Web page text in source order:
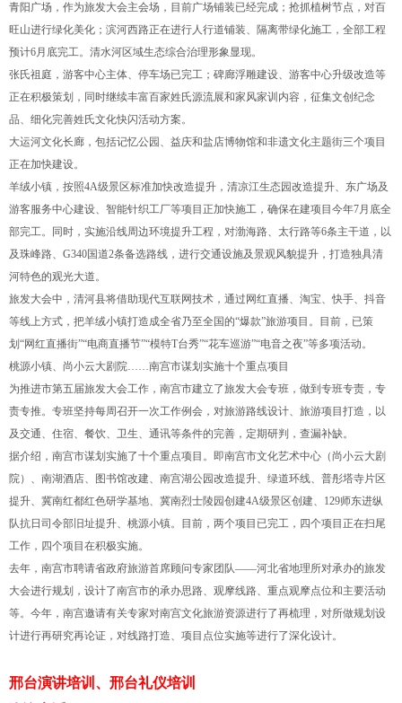
青阳广场，作为旅发大会主会场，目前广场铺装已经完成；抢抓植树节点，对百
旺山进行绿化美化；滨河西路正在进行人行道铺装、隔离带绿化施工，全部工程
预计6月底完工。清水河区域生态综合治理形象显现。
张氏祖庭，游客中心主体、停车场已完工；碑廊浮雕建设、游客中心升级改造等
正在积极策划，同时继续丰富百家姓氏源流展和家风家训内容，征集文创纪念
品、细化完善姓氏文化快闪活动方案。
大运河文化长廊，包括记忆公园、益庆和盐店博物馆和非遗文化主题街三个项目
正在加快建设。
羊绒小镇，按照4A级景区标准加快改造提升，清凉江生态园改造提升、东广场及
游客服务中心建设、智能针织工厂等项目正加快施工，确保在建项目今年7月底全
部完工。同时，实施沿线周边环境提升工程，对渤海路、太行路等6条主干道，以
及珠峰路、G340国道2条备选路线，进行交通设施及景观风貌提升，打造独具清
河特色的观光大道。
旅发大会中，清河县将借助现代互联网技术，通过网红直播、淘宝、快手、抖音
等线上方式，把羊绒小镇打造成全省乃至全国的“爆款”旅游项目。目前，已策
划“网红直播街”“电商直播节”“模特T台秀”“花车巡游”“电音之夜”等多项活动。
桃源小镇、尚小云大剧院……南宫市谋划实施十个重点项目
为推进市第五届旅发大会工作，南宫市建立了旅发大会专班，做到专班专责，专
责专推。专班坚持每周召开一次工作例会，对旅游路线设计、旅游项目打造，以
及交通、住宿、餐饮、卫生、通讯等条件的完善，定期研判，查漏补缺。
据介绍，南宫市谋划实施了十个重点项目。即南宫市文化艺术中心（尚小云大剧
院）、南湖酒店、图书馆改建、南宫湖公园改造提升、绿道环线、普彤塔寺片区
提升、冀南红都红色研学基地、冀南烈士陵园创建4A级景区创建、129师东进纵
队抗日司令部旧址提升、桃源小镇。目前，两个项目已完工，四个项目正在扫尾
工作，四个项目在积极实施。
去年，南宫市聘请省政府旅游首席顾问专家团队——河北省地理所对承办的旅发
大会进行规划，设计了南宫市的承办思路、观摩线路、重点观摩点位和主要活动
等。今年，南宫邀请有关专家对南宫文化旅游资源进行了再梳理，对所做规划设
计进行再研究再论证，对线路打造、项目点位实施等进行了深化设计。
邢台演讲培训、邢台礼仪培训